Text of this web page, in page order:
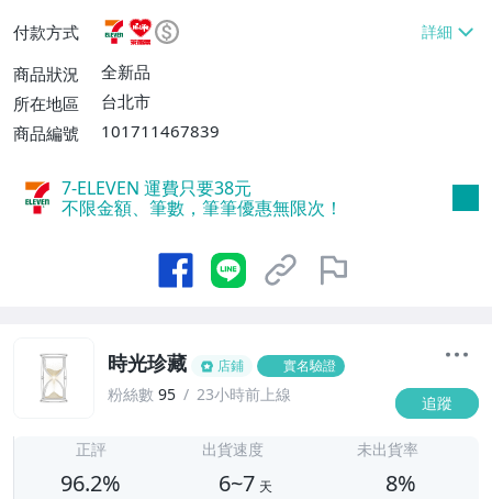
或消費滿$1298免運費】、7-ELEVEN取貨
不付款【免運費】、萊爾富取貨付款【單件
運費$60、滿5件或消費滿$1298免運
費】、宅配/貨運【單件運費$120、滿5件
付款方式
商品狀況
全新品
所在地區
台北市
商品編號
101711467839
7-ELEVEN 運費只要38元
不限金額、筆數，筆筆優惠無限次！
時光珍藏 店鋪 實名驗證
粉絲數 95 23小時前上線 追蹤
正評
96.2%
出貨速度
6~7 天
未出貨率
8%